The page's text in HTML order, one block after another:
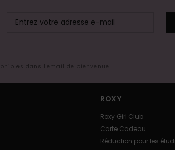
dans l'email de bienvenue
ROXY
Roxy Girl Club
Carte Cadeau
Réduction pour les